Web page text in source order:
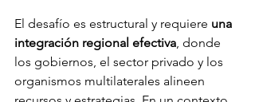
El desafío es estructural y requiere una
integración regional efectiva, donde
los gobiernos, el sector privado y los
organismos multilaterales alineen